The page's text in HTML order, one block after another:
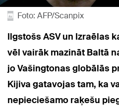
Foto: AFP/Scanpix
Ilgstošs ASV un Izraēlas
vēl vairāk mazināt Baltā
jo Vašingtonas globālās
Kijiva gatavojas tam, ka
nepieciešamo raķešu